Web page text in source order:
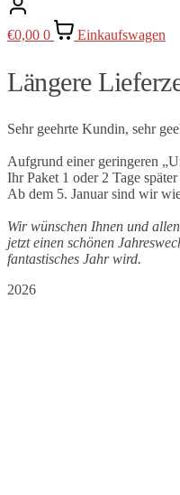
€0,00 0 Einkaufswagen
Längere
Sehr geehrte Kundin, sehr
Aufgrund einer geringeren
Ihr Paket 1 oder 2 Tage
Ab dem 5. Januar sind wir
Wir wünschen Ihnen und
jetzt einen schönen
fantastisches Jahr wird.
2026